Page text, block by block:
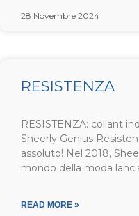
28 Novembre 2024
RESISTENZA
RESISTENZA: collant
Sheerly Genius
assoluto! Nel 2018,
mondo della moda
READ MORE »